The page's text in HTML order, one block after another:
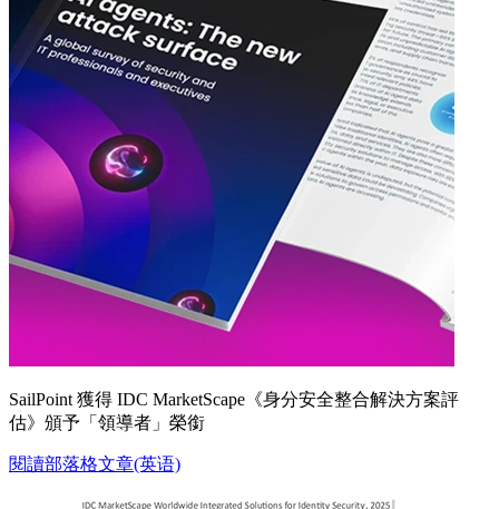
SailPoint 獲得 IDC MarketScape《身分安全整合解決方案評
估》頒予「領導者」榮銜
閱讀部落格文章(英语)